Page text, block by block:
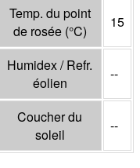
Temp. du point
de rosée (°C)
15
Humidex / Refr.
éolien
--
Coucher du
soleil
--